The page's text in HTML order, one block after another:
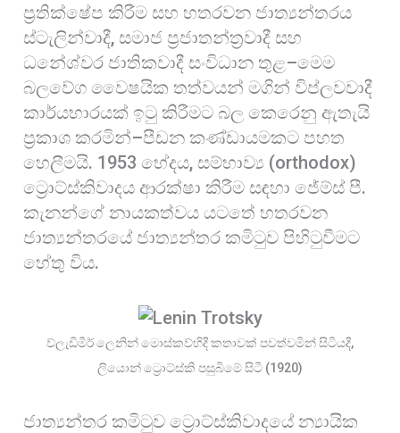
ප්‍රතික්ෂේප කිරීම සහ හතරවන ජාත්‍යන්තරය
ස්ටැලින්වාදී, සමාජ ප්‍රජාතන්ත්‍රවාදී සහ
ධනේශ්වර ජාතිකවාදී සංවිධාන තුළ–මෙම
බලවේග වෛෂයික තත්වයන් මගින් විප්ලවවාදී
කාර්යභාරයක් ඉටු කිරීමට බල කෙරෙනු ඇතැයි
ප්‍රකාශ කරමින්–පීඩන කණ්ඩායමකට පහත
හෙලීමයි. 1953 භේදය, සම්භාව්‍ය (orthodox)
ට්‍රොට්ස්කිවාදය ආරක්ෂා කිරීම සඳහා ජේම්ස් පී.
කැනන්ගේ නායකත්වය යටතේ හතරවන
ජාත්‍යන්තරයේ ජාත්‍යන්තර කමිටුව පිහිටුවීමට
හේතු විය.
ව්ලැඩිමීර් ලෙනින් මොස්කව්හිදී කතාවක් පවත්වමින් සිටියදී,
ලියොන් ට්‍රොට්ස්කි පසුබිමේ සිටී (1920)
ජාත්‍යන්තර කමිටුව ට්‍රොට්ස්කිවාදයේ න්‍යායික